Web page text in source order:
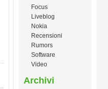
Focus
Liveblog
Nokia
Recensioni
Rumors
Software
Video
Archivi